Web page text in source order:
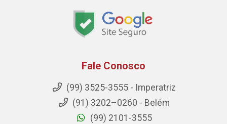
Fale Conosco
(99) 3525-3555 - Imperatriz
(91) 3202–0260 - Belém
(99) 2101-3555